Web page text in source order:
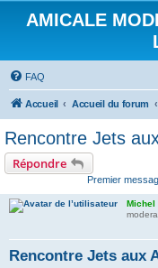
AMICALE
FAQ
Accueil Accueil du forum
Rencontre Jets
Répondre
Premier
Michel
Rencontre Jets aux